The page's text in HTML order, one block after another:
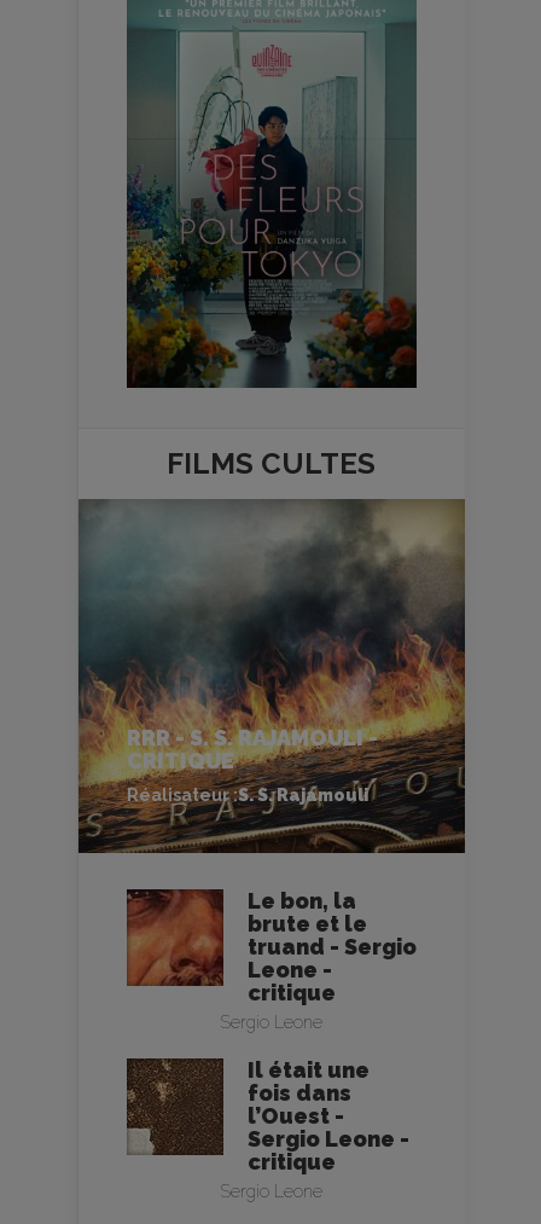
FILMS CULTES
RRR - S. S. RAJAMOULI -
CRITIQUE
Réalisateur :S. S. Rajamouli
Le bon, la
brute et le
truand - Sergio
Leone -
critique
Sergio Leone
Il était une
fois dans
l’Ouest -
Sergio Leone -
critique
Sergio Leone